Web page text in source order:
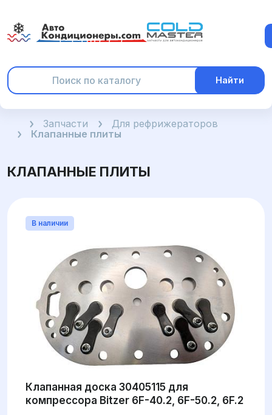
Найти
ГлавнаяЗапчасти
Для рефрижераторов
Клапанные плиты
КЛАПАННЫЕ ПЛИТЫ
В наличии
Клапанная доска 30405115 для
компрессора Bitzer 6F-40.2, 6F-50.2, 6F.2